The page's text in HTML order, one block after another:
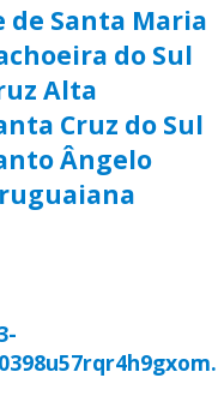
Santa Maria
do Sul
Alta
Cruz do Sul
Ângelo